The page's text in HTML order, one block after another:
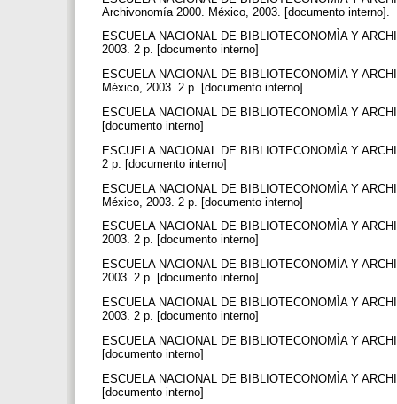
Archivonomía 2000. México, 2003. [documento interno].
ESCUELA NACIONAL DE BIBLIOTECONOMÌA Y
2003. 2 p. [documento interno]
ESCUELA NACIONAL DE BIBLIOTECONOMÌA Y
México, 2003. 2 p. [documento interno]
ESCUELA NACIONAL DE BIBLIOTECONOMÌA Y
[documento interno]
ESCUELA NACIONAL DE BIBLIOTECONOMÌA Y
2 p. [documento interno]
ESCUELA NACIONAL DE BIBLIOTECONOMÌA Y
México, 2003. 2 p. [documento interno]
ESCUELA NACIONAL DE BIBLIOTECONOMÌA Y
2003. 2 p. [documento interno]
ESCUELA NACIONAL DE BIBLIOTECONOMÌA Y
2003. 2 p. [documento interno]
ESCUELA NACIONAL DE BIBLIOTECONOMÌA Y
2003. 2 p. [documento interno]
ESCUELA NACIONAL DE BIBLIOTECONOMÌA Y
[documento interno]
ESCUELA NACIONAL DE BIBLIOTECONOMÌA Y
[documento interno]